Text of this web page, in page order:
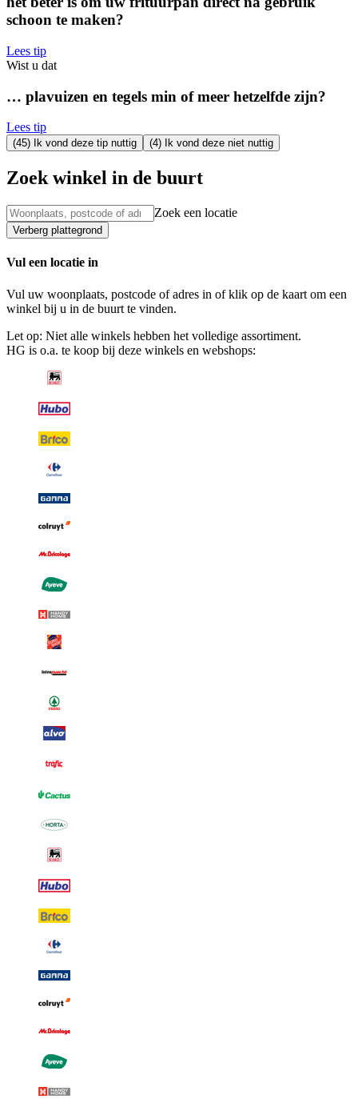
schoon te maken?
Lees tip
Wist u dat
… plavuizen en tegels min of meer hetzelfde zijn?
Lees tip
(45) Ik vond deze tip nuttig (4) Ik vond deze niet nuttig
Zoek winkel in de buurt
Zoek een locatie
Verberg plattegrond
Vul een locatie in
Vul uw woonplaats, postcode of adres in of klik op de kaart om een
winkel bij u in de buurt te vinden.
Let op: Niet alle winkels hebben het volledige assortiment.
HG is o.a. te koop bij deze winkels en webshops: